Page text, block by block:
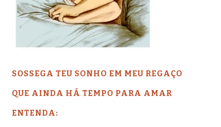
SOSSEGA TEU SONHO EM MEU REGAÇO
QUE AINDA HÁ TEMPO PARA AMAR
ENTENDA: